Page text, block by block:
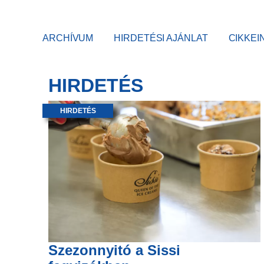
ARCHÍVUM HIRDETÉSI AJÁNLAT
HIRDETÉS
Szezonnyitó a Sissi
HIRDETÉS